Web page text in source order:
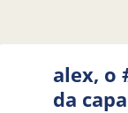
alex, o
da